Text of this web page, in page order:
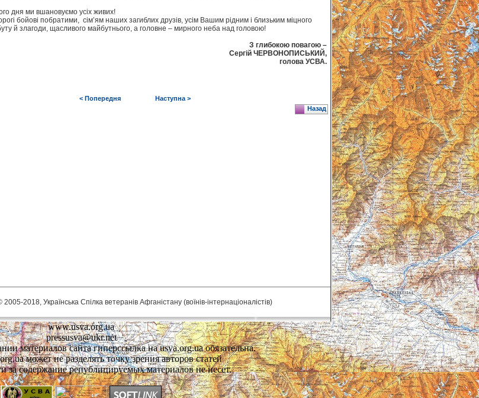
дня ми вшановуємо усіх живих!
бойові побратими, сім’ям наших загиблих друзів, усім Вашим рідним і близьким міцного
й злагоди, щасливого майбутнього, а головне – мирного неба над головою!
З глибокою повагою –
Сергій ЧЕРВОНОПИСЬКИЙ,
голова УСВА.
< Попередня
Наступна >
Назад
2005-2018, Українська Спілка ветеранів Афганістану (воїнів-інтернаціоналістів)
www.usva.org.ua
pressusva@ukr.net
материалов сайта гиперссылка на usva.org.ua обязательна.
может не разделять точку зрения авторов статей
за содержание републицируемых материалов не несет.